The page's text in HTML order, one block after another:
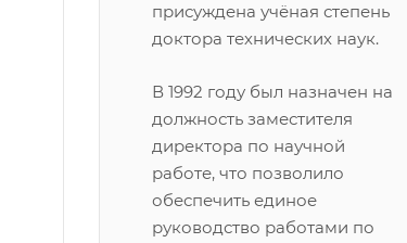
присуждена учёная степень
доктора технических наук.
В 1992 году был назначен на
должность заместителя
директора по научной
работе, что позволило
обеспечить единое
руководство работами по